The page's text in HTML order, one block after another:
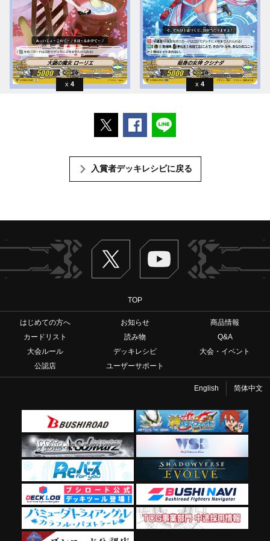
4 4
ポストするFacebookでシェアする
入賞者デッキレシピに戻る
Twitter ヴァンガードch
TOP
はじめての方へ お知らせ
商品情報
カードリスト
読み物
Q&A
大会ルール
デッキレシピ
大会・イベント
公認店
ユーザーサポート
English 简体中文